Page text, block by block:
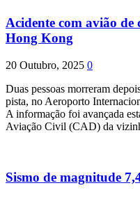
Acidente com avião de
Hong Kong
20 Outubro, 2025 0
Duas pessoas morreram
pista, no Aeroporto
A informação foi avançada
Aviação Civil (CAD) da
Sismo de magnitude